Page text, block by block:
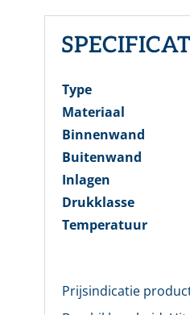
Type
Materiaal
Binnenwand
Buitenwand
Inlagen
Drukklasse
Temperatuur
Prijsindicatie